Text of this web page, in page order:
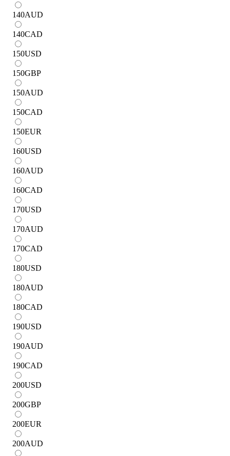
140AUD
140CAD
150USD
150GBP
150AUD
150CAD
150EUR
160USD
160AUD
160CAD
170USD
170AUD
170CAD
180USD
180AUD
180CAD
190USD
190AUD
190CAD
200USD
200GBP
200EUR
200AUD